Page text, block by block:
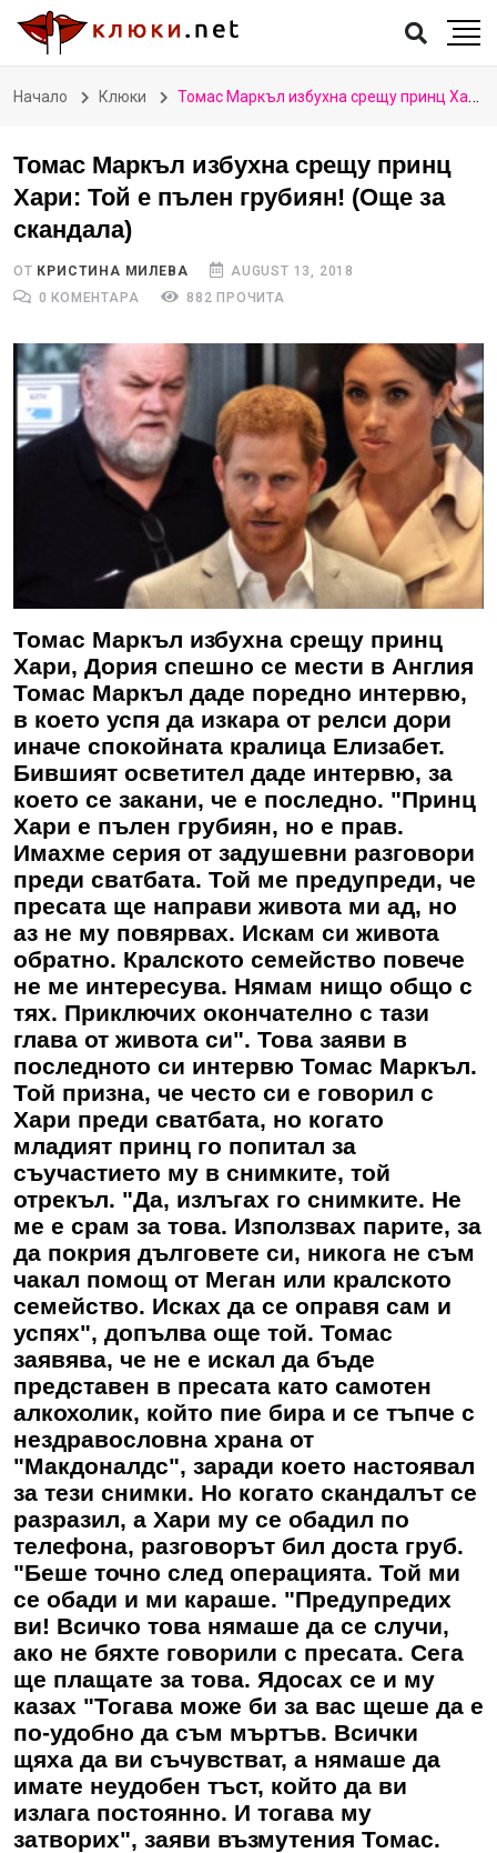
Начало Клюки Томас Маркъл избухна срещу принц Хари: Той е пълен грубиян! (Още за скандала)
Томас Маркъл избухна срещу принц
Хари: Той е пълен грубиян! (Още за
скандала)
ОТ КРИСТИНА МИЛЕВА
AUGUST 13, 2018
0 КОМЕНТАРА
882 ПРОЧИТА
Томас Маркъл избухна срещу принц
Хари, Дория спешно се мести в Англия
Томас Маркъл даде поредно интервю,
в което успя да изкара от релси дори
иначе спокойната кралица Елизабет.
Бившият осветител даде интервю, за
което се закани, че е последно. "Принц
Хари е пълен грубиян, но е прав.
Имахме серия от задушевни разговори
преди сватбата. Той ме предупреди, че
пресата ще направи живота ми ад, но
аз не му повярвах. Искам си живота
обратно. Кралското семейство повече
не ме интересува. Нямам нищо общо с
тях. Приключих окончателно с тази
глава от живота си". Това заяви в
последното си интервю Томас Маркъл.
Той призна, че често си е говорил с
Хари преди сватбата, но когато
младият принц го попитал за
съучастието му в снимките, той
отрекъл. "Да, излъгах го снимките. Не
ме е срам за това. Използвах парите, за
да покрия дълговете си, никога не съм
чакал помощ от Меган или кралското
семейство. Исках да се оправя сам и
успях", допълва още той. Томас
заявява, че не е искал да бъде
представен в пресата като самотен
алкохолик, който пие бира и се тъпче с
нездравословна храна от
"Макдоналдс", заради което настоявал
за тези снимки. Но когато скандалът се
разразил, а Хари му се обадил по
телефона, разговорът бил доста груб.
"Беше точно след операцията. Той ми
се обади и ми караше. "Предупредих
ви! Всичко това нямаше да се случи,
ако не бяхте говорили с пресата. Сега
ще плащате за това. Ядосах се и му
казах "Тогава може би за вас щеше да е
по-удобно да съм мъртъв. Всички
щяха да ви съчувстват, а нямаше да
имате неудобен тъст, който да ви
излага постоянно. И тогава му
затворих", заяви възмутения Томас.